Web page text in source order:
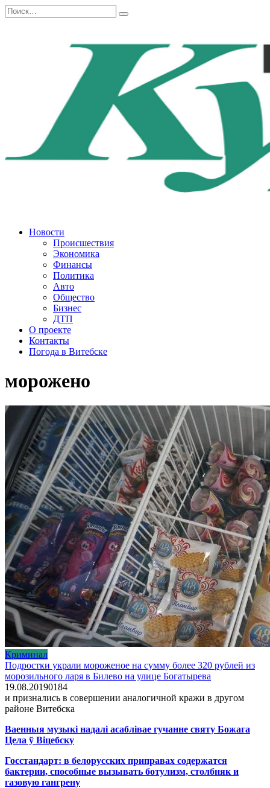
Перейти
к
Search
for:
Новости
Происшествия
Экономика
Финансы
Политика
Авто
Общество
Бизнес
ДТП
О проекте
Контакты
Погода в Витебске
морожено
Криминал
Подростки украли мороженое на сумму более 320 рублей из
морозильного ларя в Билево на улице Богатырева
19.08.20190184
и признались в совершении аналогичной кражи в другом
районе Витебска
Ваенныя музыкі надалі асаблівае гучанне святу Божага
Цела ў Віцебску
Госстандарт: в белорусских приправах содержатся
бактерии, способные вызывать ботулизм, столбняк и
газовую гангрену